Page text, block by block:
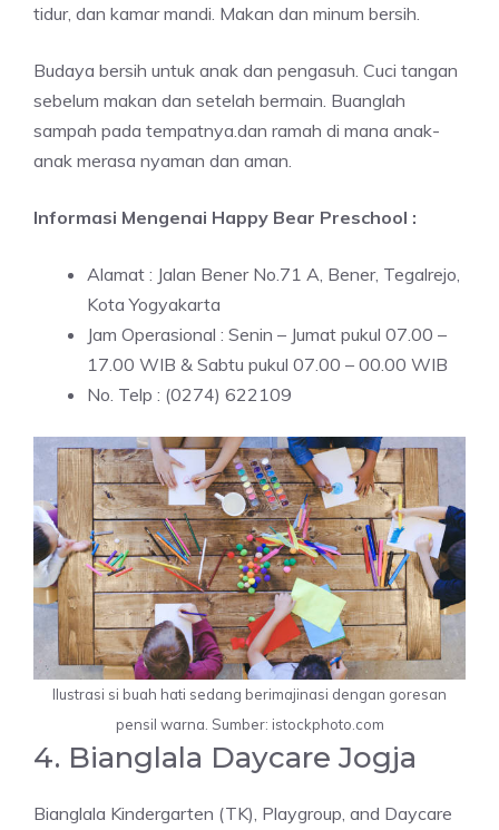
tidur, dan kamar mandi. Makan dan minum bersih.
Budaya bersih untuk anak dan pengasuh. Cuci tangan
sebelum makan dan setelah bermain. Buanglah
sampah pada tempatnya.dan ramah di mana anak-
anak merasa nyaman dan aman.
Informasi Mengenai Happy Bear Preschool :
Alamat : Jalan Bener No.71 A, Bener, Tegalrejo,
Kota Yogyakarta
Jam Operasional : Senin – Jumat pukul 07.00 –
17.00 WIB & Sabtu pukul 07.00 – 00.00 WIB
No. Telp : (0274) 622109
Ilustrasi si buah hati sedang berimajinasi dengan goresan
pensil warna. Sumber: istockphoto.com
4. Bianglala Daycare Jogja
Bianglala Kindergarten (TK), Playgroup, and Daycare